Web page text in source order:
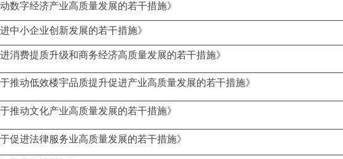
数字经济产业高质量发展的若干措施》
中小企业创新发展的若干措施》
消费提质升级和商务经济高质量发展的若干措施》
推动低效楼宇品质提升促进产业高质量发展的若干措施》
推动文化产业高质量发展的若干措施》
促进法律服务业高质量发展的若干措施》